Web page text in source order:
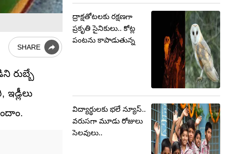
SHARE
రుబ్బే
ద్రాక్షతోటలకు రక్షణగా
ప్రకృతి సైనికులు.. కోట్ల
పంటను కాపాడుతున్న
విద్యార్థులకు భలే న్యూస్..
వరుసగా మూడు రోజులు
సెలవులు..